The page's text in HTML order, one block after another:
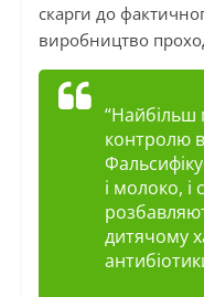
скарги до
виробництво
“Найбільш
контролю
і молоко,
дитячому